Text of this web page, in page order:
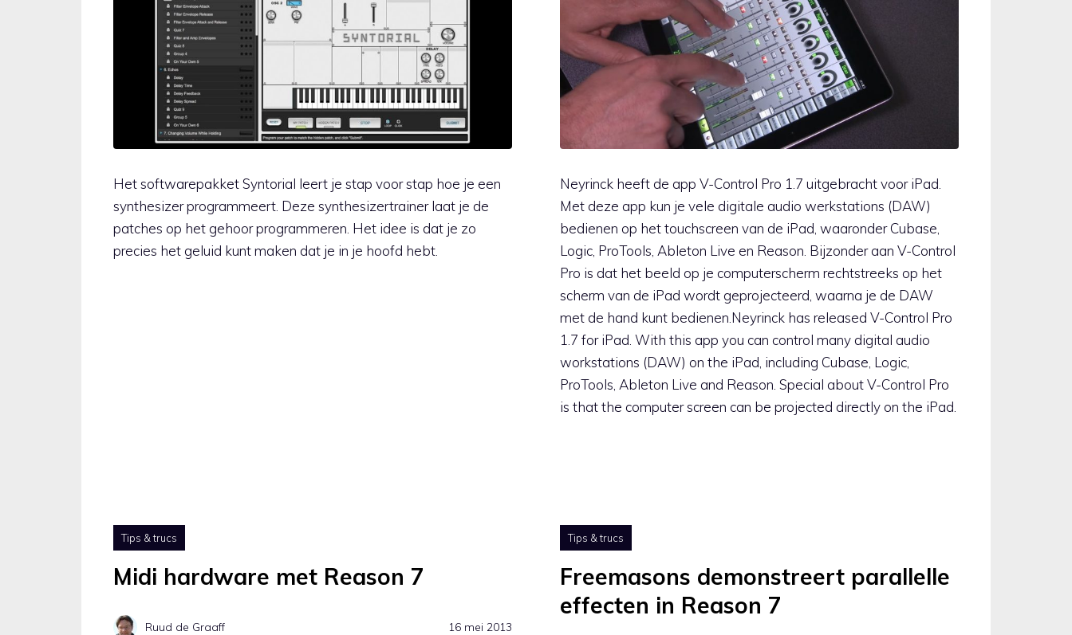
Het softwarepakket Syntorial leert je stap voor stap hoe je een
synthesizer programmeert. Deze synthesizertrainer laat je de
patches op het gehoor programmeren. Het idee is dat je zo
precies het geluid kunt maken dat je in je hoofd hebt.
Neyrinck heeft de app V-Control Pro 1.7 uitgebracht voor iPad.
Met deze app kun je vele digitale audio werkstations (DAW)
bedienen op het touchscreen van de iPad, waaronder Cubase,
Logic, ProTools, Ableton Live en Reason. Bijzonder aan V-Control
Pro is dat het beeld op je computerscherm rechtstreeks op het
scherm van de iPad wordt geprojecteerd, waarna je de DAW
met de hand kunt bedienen.Neyrinck has released V-Control Pro
1.7 for iPad. With this app you can control many digital audio
workstations (DAW) on the iPad, including Cubase, Logic,
ProTools, Ableton Live and Reason. Special about V-Control Pro
is that the computer screen can be projected directly on the iPad.
Tips & trucs
Midi hardware met Reason 7
Ruud de Graaff 16 mei 2013
Tips & trucs
Freemasons demonstreert parallelle
effecten in Reason 7